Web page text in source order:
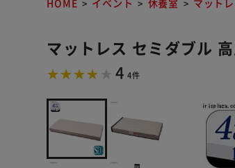
HOME
イベント 休養室 マット
マットレス セミダブル
4 4件